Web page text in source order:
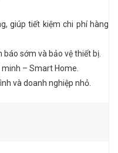
giúp tiết kiệm chi phí hàng
sớm và bảo vệ thiết bị.
– Smart Home.
và doanh nghiệp nhỏ.